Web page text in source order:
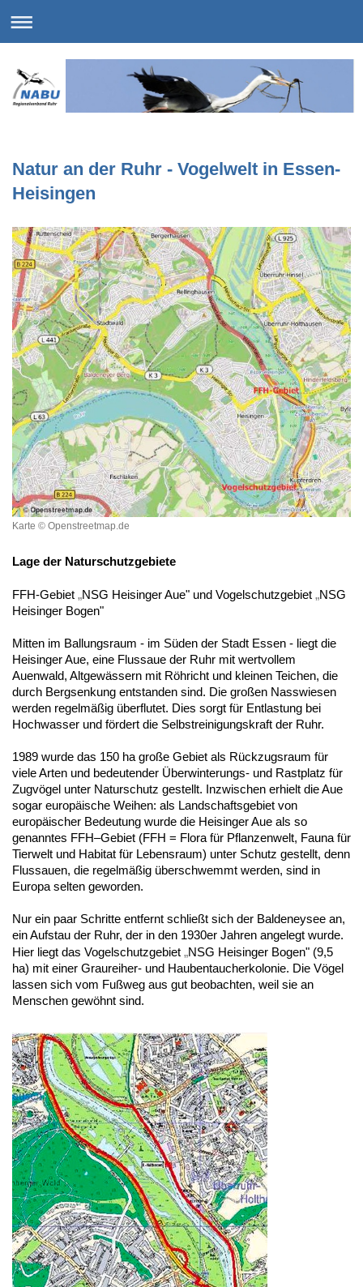
Natur an der Ruhr - Vogelwelt in Essen-
Heisingen
Karte © Openstreetmap.de
Lage der Naturschutzgebiete
FFH-Gebiet „NSG Heisinger Aue" und Vogelschutzgebiet „NSG
Heisinger Bogen"
Mitten im Ballungsraum - im Süden der Stadt Essen - liegt die
Heisinger Aue, eine Flussaue der Ruhr mit wertvollem
Auenwald, Altgewässern mit Röhricht und kleinen Teichen, die
durch Bergsenkung entstanden sind. Die großen Nasswiesen
werden regelmäßig überflutet. Dies sorgt für Entlastung bei
Hochwasser und fördert die Selbstreinigungskraft der Ruhr.
1989 wurde das 150 ha große Gebiet als Rückzugsraum für
viele Arten und bedeutender Überwinterungs- und Rastplatz für
Zugvögel unter Naturschutz gestellt. Inzwischen erhielt die Aue
sogar europäische Weihen: als Landschaftsgebiet von
europäischer Bedeutung wurde die Heisinger Aue als so
genanntes FFH–Gebiet (FFH = Flora für Pflanzenwelt, Fauna für
Tierwelt und Habitat für Lebensraum) unter Schutz gestellt, denn
Flussauen, die regelmäßig überschwemmt werden, sind in
Europa selten geworden.
Nur ein paar Schritte entfernt schließt sich der Baldeneysee an,
ein Aufstau der Ruhr, der in den 1930er Jahren angelegt wurde.
Hier liegt das Vogelschutzgebiet „NSG Heisinger Bogen" (9,5
ha) mit einer Graureiher- und Haubentaucherkolonie. Die Vögel
lassen sich vom Fußweg aus gut beobachten, weil sie an
Menschen gewöhnt sind.